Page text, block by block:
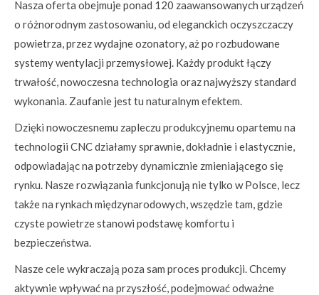
Nasza oferta obejmuje ponad 120 zaawansowanych urządzeń
o różnorodnym zastosowaniu, od eleganckich oczyszczaczy
powietrza, przez wydajne ozonatory, aż po rozbudowane
systemy wentylacji przemysłowej. Każdy produkt łączy
trwałość, nowoczesna technologia oraz najwyższy standard
wykonania. Zaufanie jest tu naturalnym efektem.
Dzięki nowoczesnemu zapleczu produkcyjnemu opartemu na
technologii CNC działamy sprawnie, dokładnie i elastycznie,
odpowiadając na potrzeby dynamicznie zmieniającego się
rynku. Nasze rozwiązania funkcjonują nie tylko w Polsce, lecz
także na rynkach międzynarodowych, wszędzie tam, gdzie
czyste powietrze stanowi podstawę komfortu i
bezpieczeństwa.
Nasze cele wykraczają poza sam proces produkcji. Chcemy
aktywnie wpływać na przyszłość, podejmować odważne